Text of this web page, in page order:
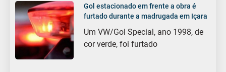
Gol estacionado em frente a obra é
furtado durante a madrugada em Içara
Um VW/Gol Special, ano 1998, de
cor verde, foi furtado